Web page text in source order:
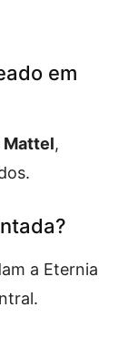
em
Mattel,
a Eternia